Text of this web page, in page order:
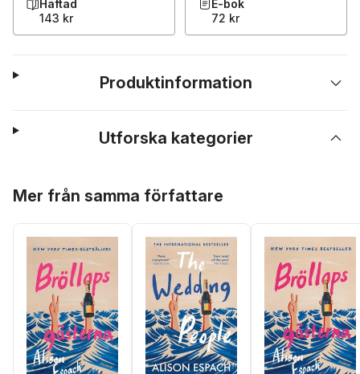
Häftad
143 kr
E-bok
72 kr
Produktinformation
Utforska kategorier
Mer från samma författare